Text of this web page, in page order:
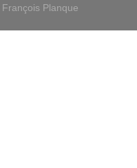
François Planque